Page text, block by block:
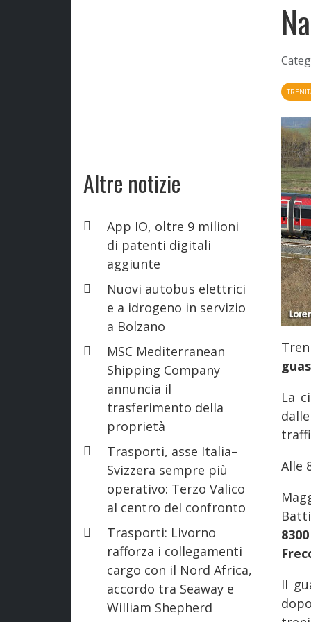
Altre notizie
App IO, oltre 9 milioni
di patenti digitali
aggiunte
Nuovi autobus elettrici
e a idrogeno in servizio
a Bolzano
MSC Mediterranean
Shipping Company
annuncia il
trasferimento della
proprietà
Trasporti, asse Italia–
Svizzera sempre più
operativo: Terzo Valico
al centro del confronto
Trasporti: Livorno
rafforza i collegamenti
cargo con il Nord Africa,
accordo tra Seaway e
William Shepherd
La
Alle
Il